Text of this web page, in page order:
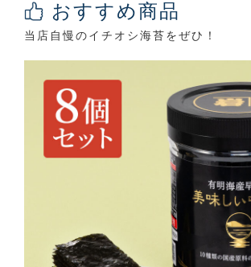
おすすめ商品
当店自慢のイチオシ海苔をぜひ！